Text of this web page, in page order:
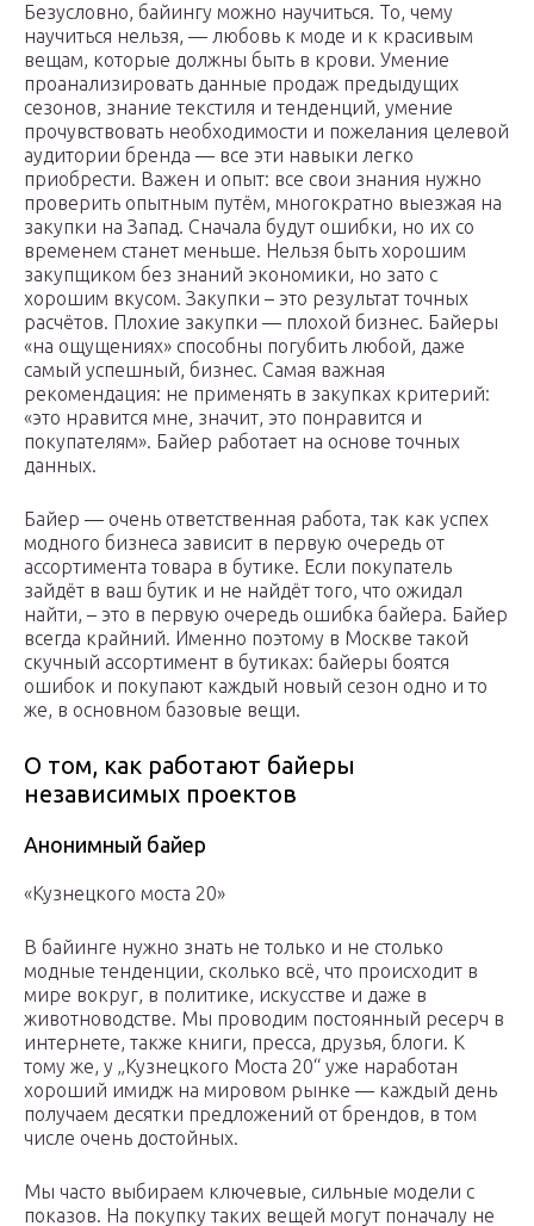
Безусловно, байингу можно научиться. То, чему
научиться нельзя, — любовь к моде и к красивым
вещам, которые должны быть в крови. Умение
проанализировать данные продаж предыдущих
сезонов, знание текстиля и тенденций, умение
прочувствовать необходимости и пожелания целевой
аудитории бренда — все эти навыки легко
приобрести. Важен и опыт: все свои знания нужно
проверить опытным путём, многократно выезжая на
закупки на Запад. Сначала будут ошибки, но их со
временем станет меньше. Нельзя быть хорошим
закупщиком без знаний экономики, но зато с
хорошим вкусом. Закупки – это результат точных
расчётов. Плохие закупки — плохой бизнес. Байеры
«на ощущениях» способны погубить любой, даже
самый успешный, бизнес. Самая важная
рекомендация: не применять в закупках критерий:
«это нравится мне, значит, это понравится и
покупателям». Байер работает на основе точных
данных.
Байер — очень ответственная работа, так как успех
модного бизнеса зависит в первую очередь от
ассортимента товара в бутике. Если покупатель
зайдёт в ваш бутик и не найдёт того, что ожидал
найти, – это в первую очередь ошибка байера. Байер
всегда крайний. Именно поэтому в Москве такой
скучный ассортимент в бутиках: байеры боятся
ошибок и покупают каждый новый сезон одно и то
же, в основном базовые вещи.
О том, как работают байеры
независимых проектов
Анонимный байер
«Кузнецкого моста 20»
В байинге нужно знать не только и не столько
модные тенденции, сколько всё, что происходит в
мире вокруг, в политике, искусстве и даже в
животноводстве. Мы проводим постоянный ресерч в
интернете, также книги, пресса, друзья, блоги. К
тому же, у „Кузнецкого Моста 20“ уже наработан
хороший имидж на мировом рынке — каждый день
получаем десятки предложений от брендов, в том
числе очень достойных.
Мы часто выбираем ключевые, сильные модели с
показов. На покупку таких вещей могут поначалу не